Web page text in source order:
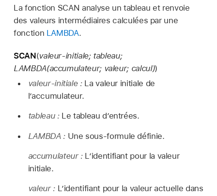
La fonction SCAN analyse un tableau et renvoie
des valeurs intermédiaires calculées par une
fonction LAMBDA.
SCAN(valeur-initiale; tableau;
LAMBDA(accumulateur; valeur; calcul))
valeur-initiale : La valeur initiale de
l’accumulateur.
tableau : Le tableau d’entrées.
LAMBDA : Une sous-formule définie.
accumulateur : L’identifiant pour la valeur
initiale.
valeur : L’identifiant pour la valeur actuelle dans